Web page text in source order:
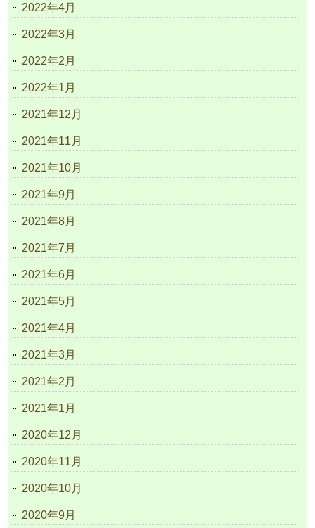
2022年4月
2022年3月
2022年2月
2022年1月
2021年12月
2021年11月
2021年10月
2021年9月
2021年8月
2021年7月
2021年6月
2021年5月
2021年4月
2021年3月
2021年2月
2021年1月
2020年12月
2020年11月
2020年10月
2020年9月